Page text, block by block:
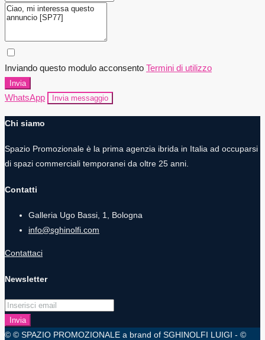
Inviando questo modulo acconsento Termini di utilizzo
Invia
WhatsApp Invia messaggio
Chi siamo
Spazio Promozionale è la prima agenzia ibrida in Italia ad occuparsi
di spazi commerciali temporanei da oltre 25 anni.
Contatti
Galleria Ugo Bassi, 1, Bologna
info@sghinolfi.com
Contattaci
Newsletter
Invia
© © SPAZIO PROMOZIONALE a brand of SGHINOLFI LUIGI - ©